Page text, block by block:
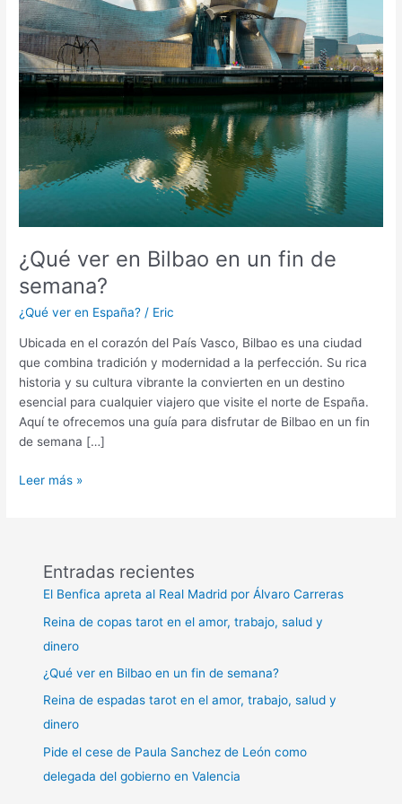
¿Qué ver en Bilbao en un fin de
semana?
¿Qué ver en España? / Eric
Ubicada en el corazón del País Vasco, Bilbao es una ciudad
que combina tradición y modernidad a la perfección. Su rica
historia y su cultura vibrante la convierten en un destino
esencial para cualquier viajero que visite el norte de España.
Aquí te ofrecemos una guía para disfrutar de Bilbao en un fin
de semana […]
¿Qué
Leer más »
Entradas recientes
El Benfica apreta al Real Madrid por Álvaro Carreras
Reina de copas tarot en el amor, trabajo, salud y
dinero
¿Qué ver en Bilbao en un fin de semana?
Reina de espadas tarot en el amor, trabajo, salud y
dinero
Pide el cese de Paula Sanchez de León como
delegada del gobierno en Valencia